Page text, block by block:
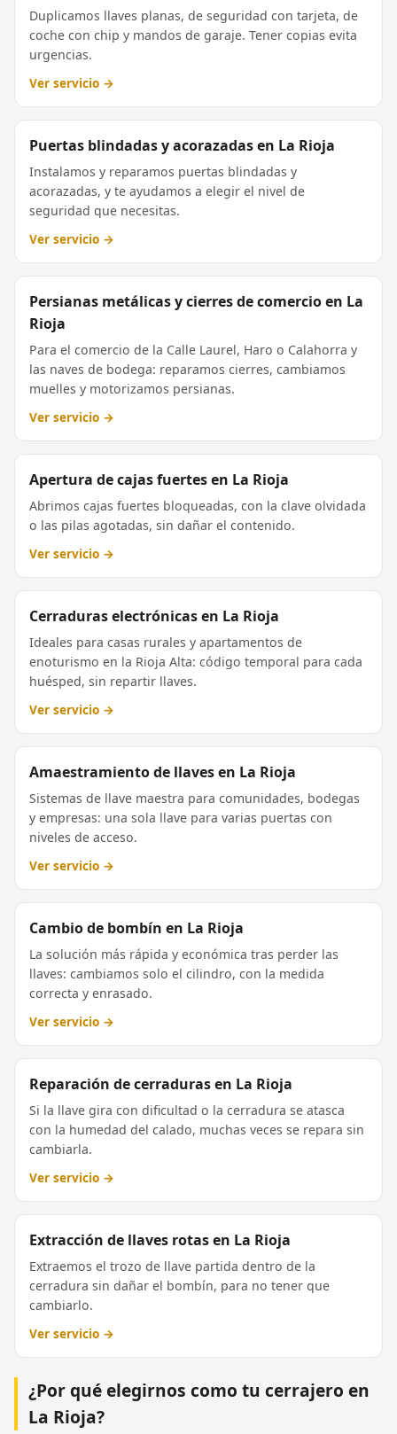
Duplicamos llaves planas, de seguridad con tarjeta, de
coche con chip y mandos de garaje. Tener copias evita
urgencias.
Ver servicio →
Puertas blindadas y acorazadas en La Rioja
Instalamos y reparamos puertas blindadas y
acorazadas, y te ayudamos a elegir el nivel de
seguridad que necesitas.
Ver servicio →
Persianas metálicas y cierres de comercio en La
Rioja
Para el comercio de la Calle Laurel, Haro o Calahorra y
las naves de bodega: reparamos cierres, cambiamos
muelles y motorizamos persianas.
Ver servicio →
Apertura de cajas fuertes en La Rioja
Abrimos cajas fuertes bloqueadas, con la clave olvidada
o las pilas agotadas, sin dañar el contenido.
Ver servicio →
Cerraduras electrónicas en La Rioja
Ideales para casas rurales y apartamentos de
enoturismo en la Rioja Alta: código temporal para cada
huésped, sin repartir llaves.
Ver servicio →
Amaestramiento de llaves en La Rioja
Sistemas de llave maestra para comunidades, bodegas
y empresas: una sola llave para varias puertas con
niveles de acceso.
Ver servicio →
Cambio de bombín en La Rioja
La solución más rápida y económica tras perder las
llaves: cambiamos solo el cilindro, con la medida
correcta y enrasado.
Ver servicio →
Reparación de cerraduras en La Rioja
Si la llave gira con dificultad o la cerradura se atasca
con la humedad del calado, muchas veces se repara sin
cambiarla.
Ver servicio →
Extracción de llaves rotas en La Rioja
Extraemos el trozo de llave partida dentro de la
cerradura sin dañar el bombín, para no tener que
cambiarlo.
Ver servicio →
¿Por qué elegirnos como tu cerrajero en
La Rioja?